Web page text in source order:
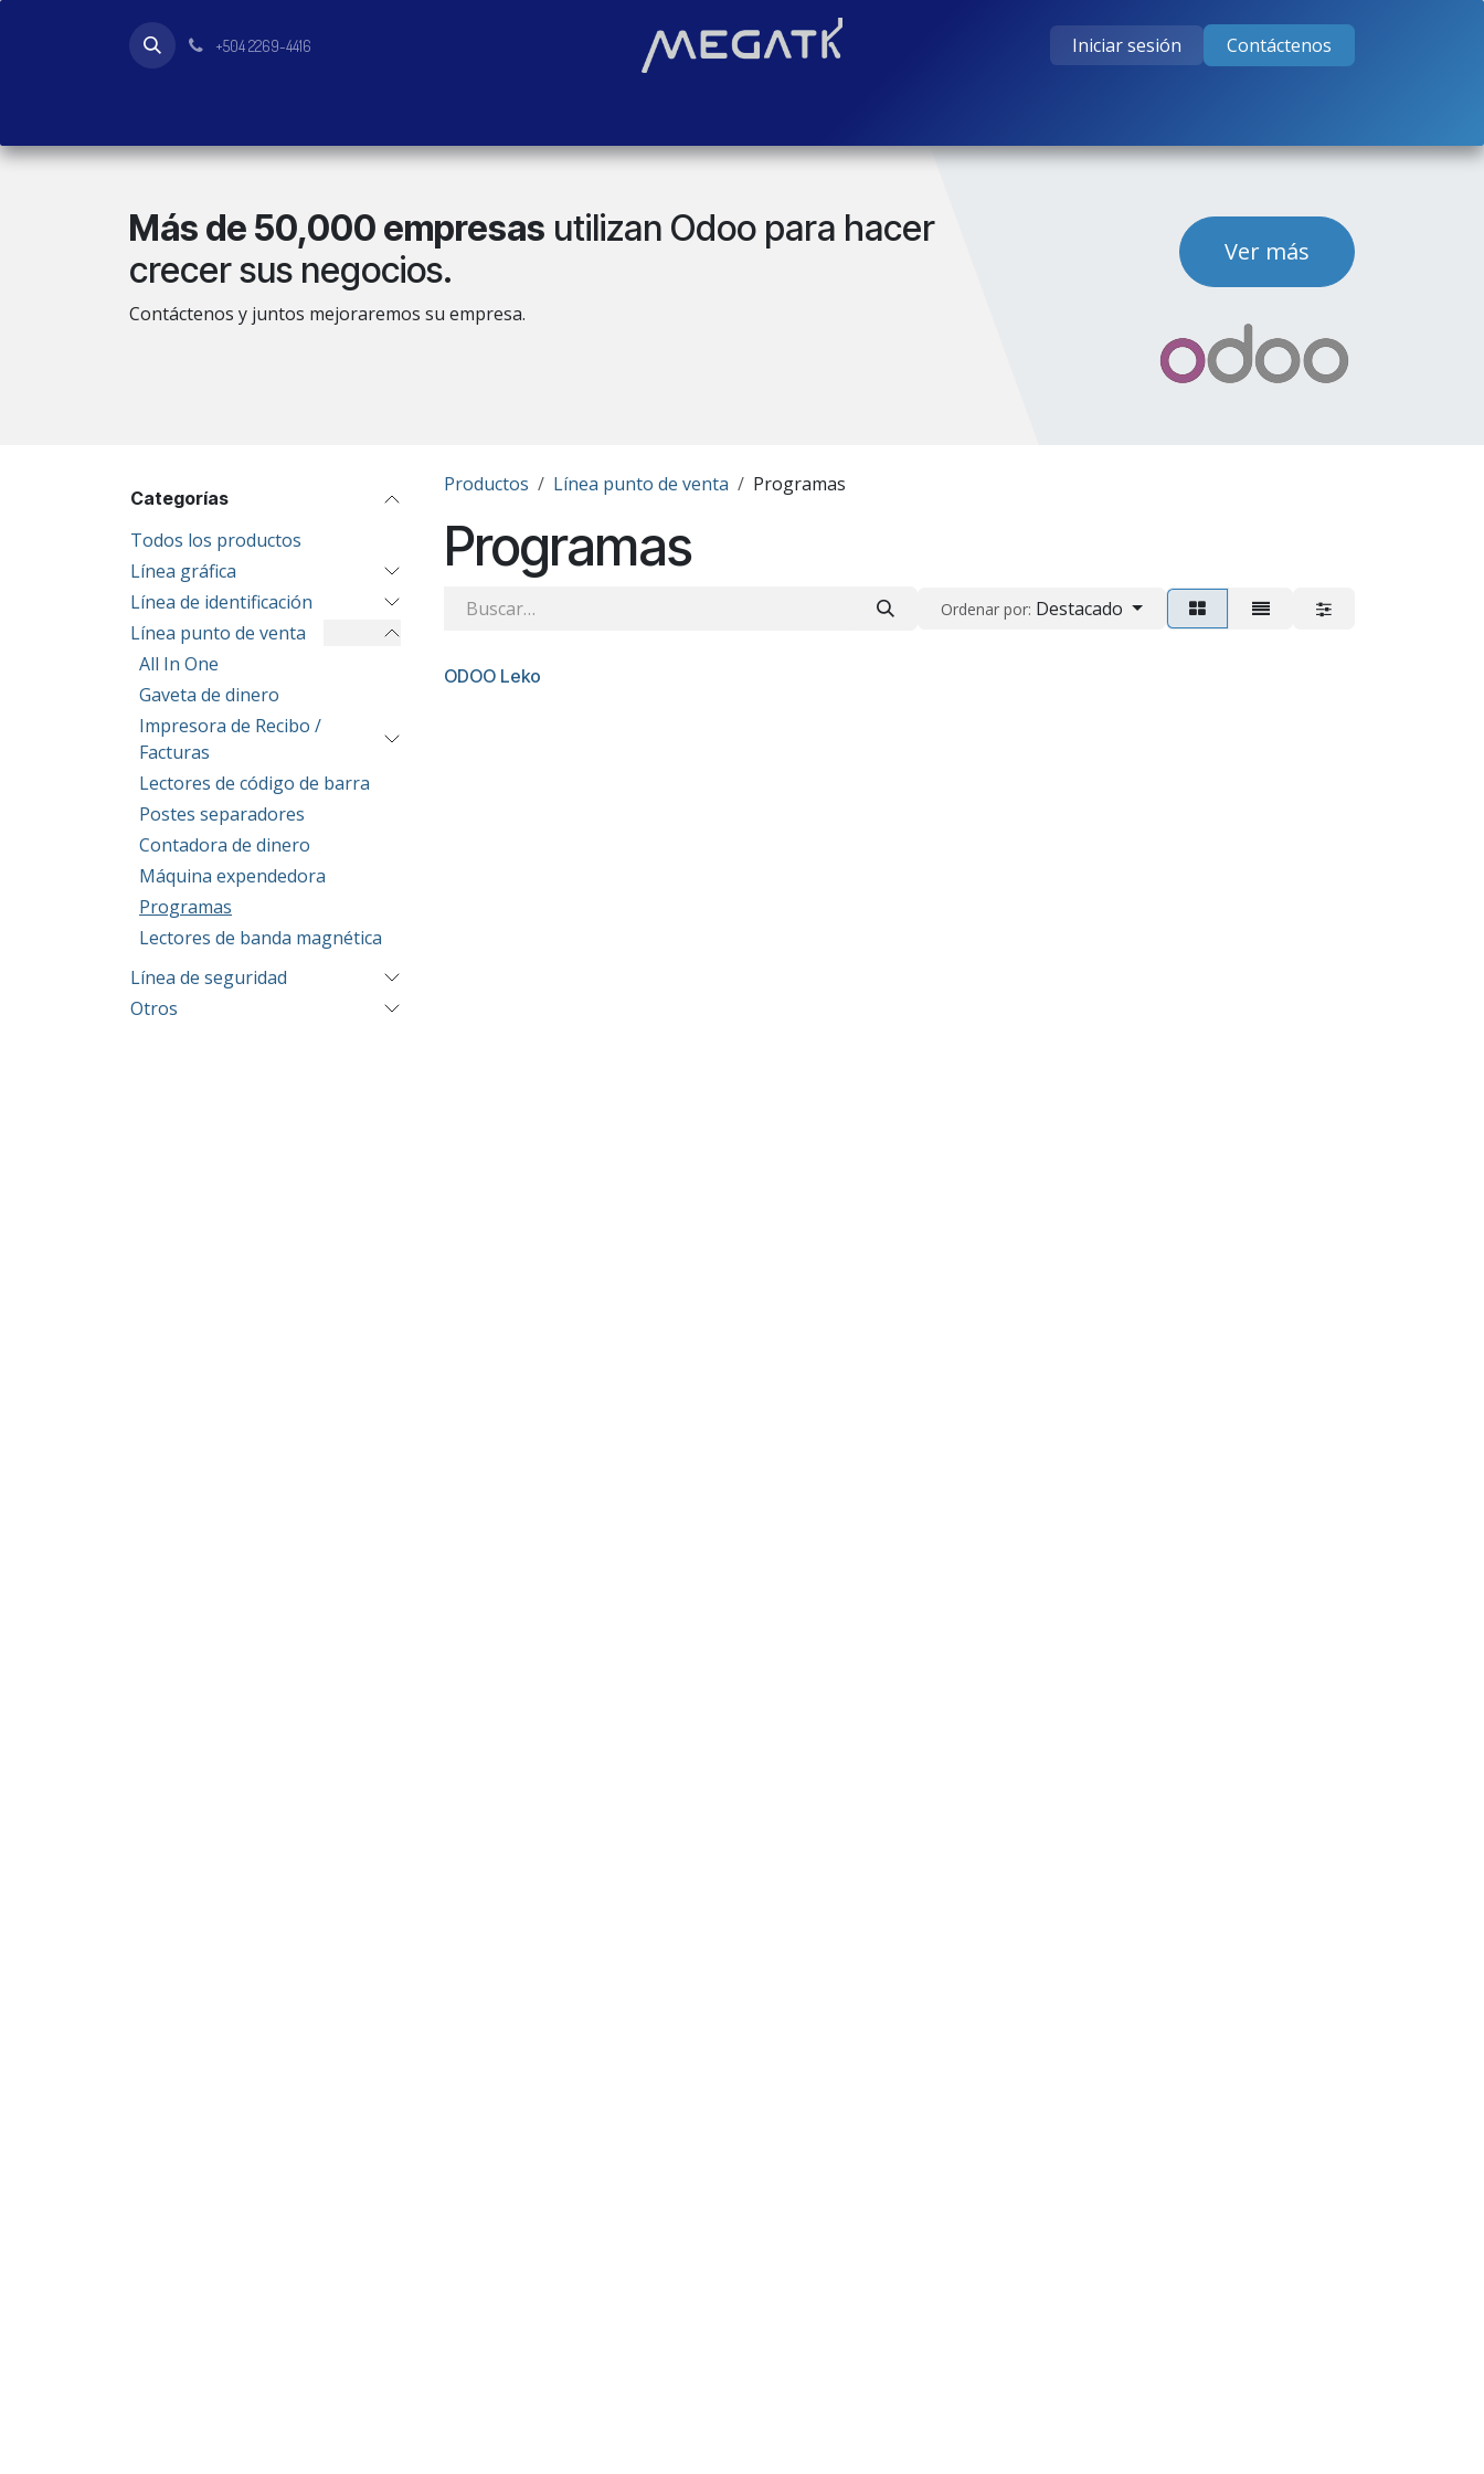
+504 2269-4416 Iniciar sesión Contáctenos
Más de 50,000 empresas utilizan Odoo para hacer
crecer sus negocios.
Contáctenos y juntos mejoraremos su empresa.
Ver más
Categorías
Todos los productos
Línea gráfica
Línea de identificación
Línea punto de venta
All In One
Gaveta de dinero
Impresora de Recibo /
Facturas
Lectores de código de barra
Postes separadores
Contadora de dinero
Máquina expendedora
Programas
Lectores de banda magnética
Línea de seguridad
Otros
Productos Línea punto de venta Programas
Programas
Ordenar por: Destacado
ODOO Leko